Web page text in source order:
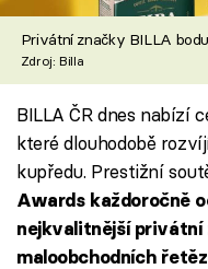
Privátní značky BILLA
Zdroj: Billa
BILLA ČR dnes nabízí
které dlouhodobě
kupředu. Prestižní
Awards každoročně
nejkvalitnější
maloobchodních